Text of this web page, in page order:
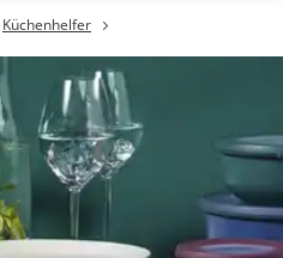
Küchenhelfer